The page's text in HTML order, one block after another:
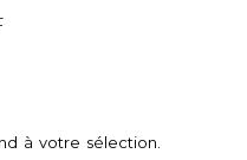
à votre sélection.